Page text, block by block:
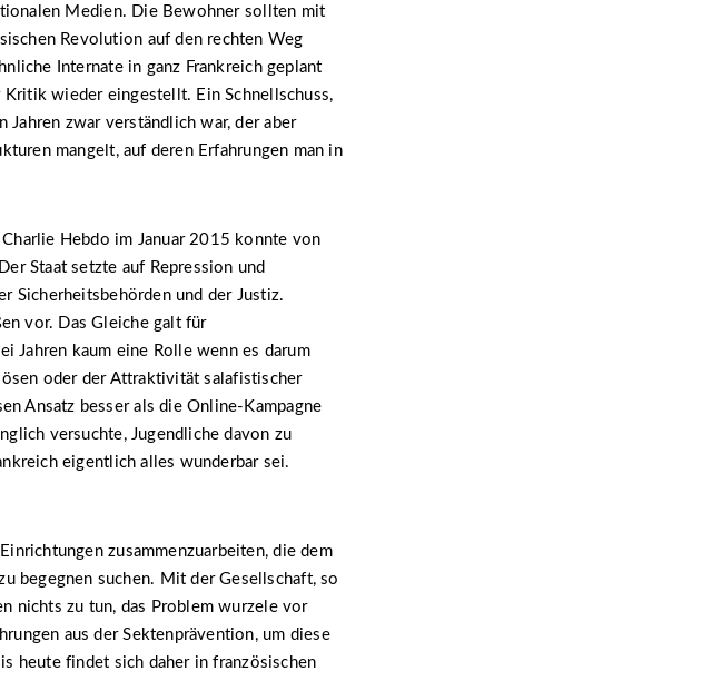
Medien. Die Bewohner sollten mit
Revolution auf den rechten Weg
Internate in ganz Frankreich geplant
wieder eingestellt. Ein Schnellschuss,
Jahren zwar verständlich war, der aber
mangelt, auf deren Erfahrungen man in
Hebdo im Januar 2015 konnte von
Staat setzte auf Repression und
Sicherheitsbehörden und der Justiz.
vor. Das Gleiche galt für
Jahren kaum eine Rolle wenn es darum
oder der Attraktivität salafistischer
Ansatz besser als die Online-Kampagne
versuchte, Jugendliche davon zu
eigentlich alles wunderbar sei.
zusammenzuarbeiten, die dem
begegnen suchen. Mit der Gesellschaft, so
nichts zu tun, das Problem wurzele vor
aus der Sektenprävention, um diese
heute findet sich daher in französischen